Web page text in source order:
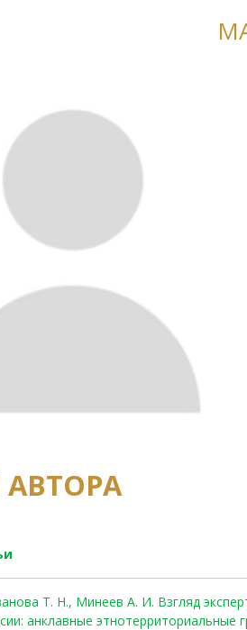
АВТОРА
Т. Н., Минеев А. И. Взгляд
анклавные этнотерриториальные